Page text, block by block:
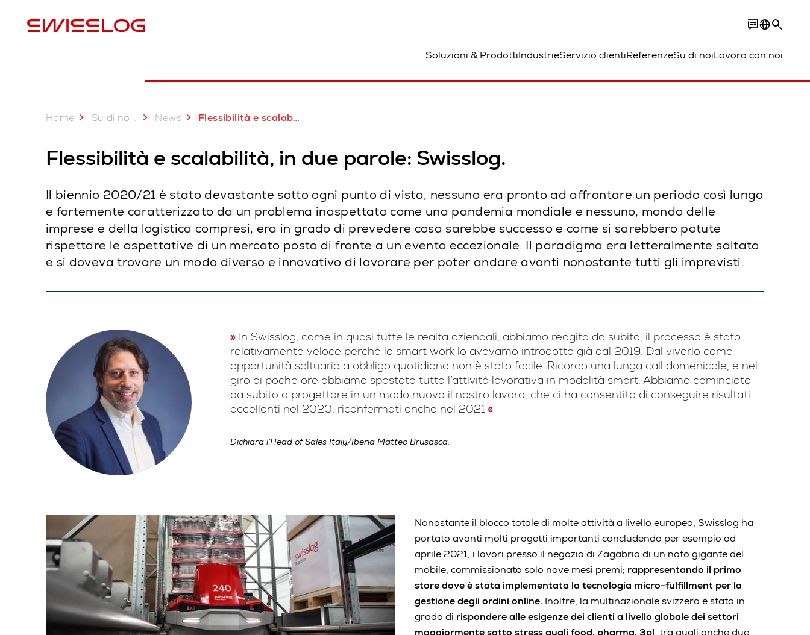
Soluzioni & ProdottiIndustrieServizio clientiReferenzeSu di noiLavora con noi
Home Su di noi... News Flessibilità e scalabilità, in due parole: Swisslog.
Flessibilità e scalabilità, in due parole: Swisslog.
Il biennio 2020/21 è stato devastante sotto ogni punto di vista, nessuno era pronto ad affrontare un periodo così lungo
e fortemente caratterizzato da un problema inaspettato come una pandemia mondiale e nessuno, mondo delle
imprese e della logistica compresi, era in grado di prevedere cosa sarebbe successo e come si sarebbero potute
rispettare le aspettative di un mercato posto di fronte a un evento eccezionale. Il paradigma era letteralmente saltato
e si doveva trovare un modo diverso e innovativo di lavorare per poter andare avanti nonostante tutti gli imprevisti.
In Swisslog, come in quasi tutte le realtà aziendali, abbiamo reagito da subito, il processo è stato
relativamente veloce perché lo smart work lo avevamo introdotto già dal 2019. Dal viverlo come
opportunità saltuaria a obbligo quotidiano non è stato facile. Ricordo una lunga call domenicale, e nel
giro di poche ore abbiamo spostato tutta l’attività lavorativa in modalità smart. Abbiamo cominciato
da subito a progettare in un modo nuovo il nostro lavoro, che ci ha consentito di conseguire risultati
eccellenti nel 2020, riconfermati anche nel 2021
Dichiara l’Head of Sales Italy/Iberia Matteo Brusasca.
Nonostante il blocco totale di molte attività a livello europeo, Swisslog ha
portato avanti molti progetti importanti concludendo per esempio ad
aprile 2021, i lavori presso il negozio di Zagabria di un noto gigante del
mobile, commissionato solo nove mesi premi; rappresentando il primo
store dove è stata implementata la tecnologia micro-fulfillment per la
gestione degli ordini online. Inoltre, la multinazionale svizzera è stata in
grado di rispondere alle esigenze dei clienti a livello globale dei settori
maggiormente sotto stress quali food, pharma, 3pl, tra quali anche due